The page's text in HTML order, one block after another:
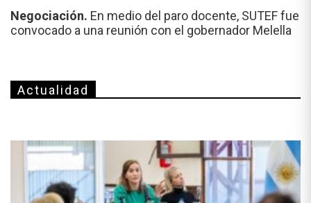
Negociación. En medio del paro docente, SUTEF fue
convocado a una reunión con el gobernador Melella
Actualidad